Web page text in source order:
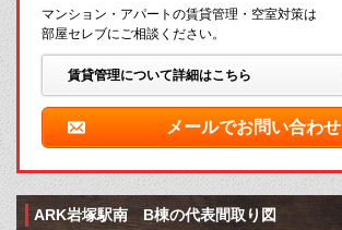
マンション・アパートの賃貸管理・空室対策は
部屋セレブにご相談ください。
賃貸管理について詳細はこちら
メールでお問い合わせ
ARK岩塚駅南 B棟の代表間取り図